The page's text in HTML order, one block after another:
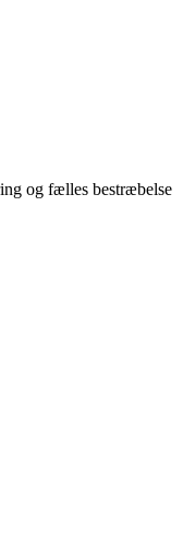
og fælles bestræbelse